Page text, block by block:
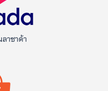
าซาด้า